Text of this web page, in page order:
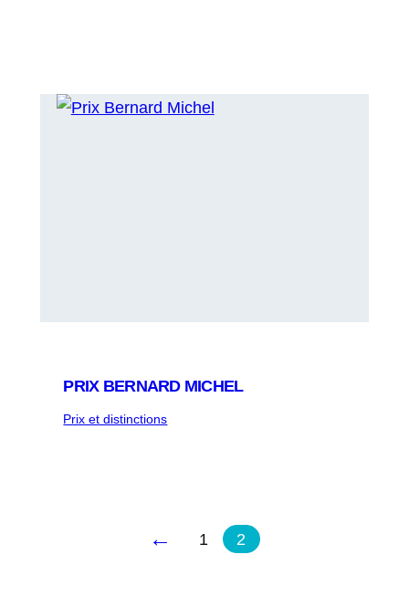
PRIX ​​BERNARD MICHEL
Prix et distinctions
← 1 2